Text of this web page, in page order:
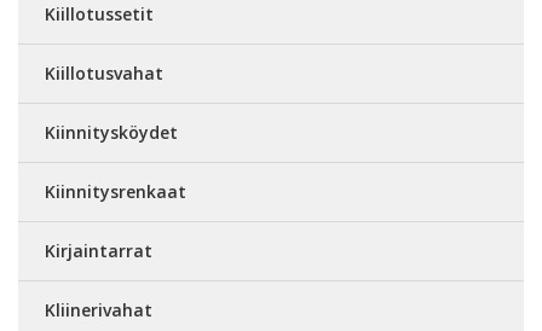
Kiillotussetit
Kiillotusvahat
Kiinnitysköydet
Kiinnitysrenkaat
Kirjaintarrat
Kliinerivahat